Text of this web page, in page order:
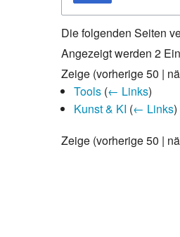
Die folgenden Seiten
Angezeigt werden 2
Zeige (vorherige 50 |
Tools (← Links)
Kunst & KI (← Links)
Zeige (vorherige 50 |